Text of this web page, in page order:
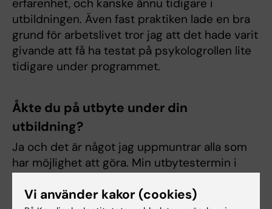
erfarenhet, och kanske ännu tidigare i
utbildningen. Även fast praktiken lade en bra
grund för arbetslivet tror jag att det hade varit
givande att få ha testat på psykologrollen lite
tidigare under programmet.
Åkte du på utbyte under din
utbildning?
Ja och det är något jag uppmuntrar alla som
har möjlighet att göra. Min utbytestermin i
varje dag. Jag har med mig både en annan
Vi använder kakor (cookies)